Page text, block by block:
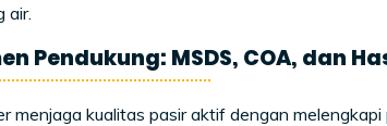
air.
Pendukung: MSDS, COA, dan
menjaga kualitas pasir aktif dengan